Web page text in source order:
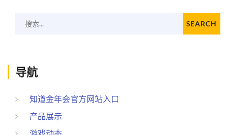
搜索... SEARCH
导航
知道金年会官方网站入口
产品展示